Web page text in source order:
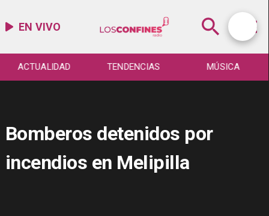
EN VIVO
ACTUALIDAD TENDENCIAS MÚSICA
Bomberos detenidos por
incendios en Melipilla